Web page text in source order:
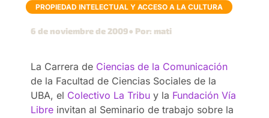
PROPIEDAD INTELECTUAL Y ACCESO A LA CULTURA
6 de noviembre de 2009● Por: mati
La Carrera de Ciencias de la Comunicación
de la Facultad de Ciencias Sociales de la
UBA, el Colectivo La Tribuy la Fundación Vía
Libre invitan al Seminario de trabajo sobre la